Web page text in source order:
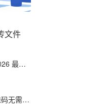
文件
最全
无需压